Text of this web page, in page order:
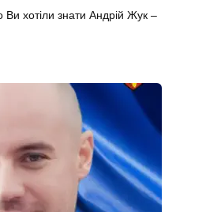
хотіли знати Андрій Жук –